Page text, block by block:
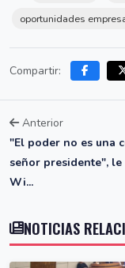
oportunidades
Compartir:
Anterior
"El poder no es una
señor presidente", le
Wi...
NOTICIAS